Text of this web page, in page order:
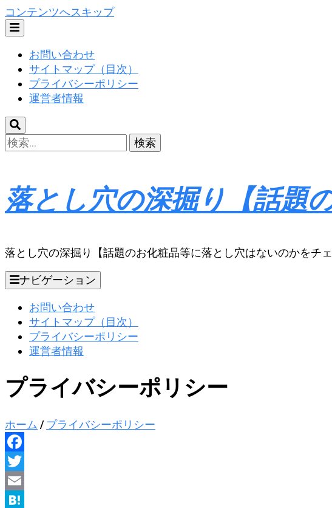
コンテンツへスキップ
お問い合わせ
サイトマップ（目次）
プライバシーポリシー
運営者情報
検
索:
落とし穴の深掘り【話題
落とし穴の深掘り【話題のお化粧品等に落とし穴はないのかをチェ
ナビゲーション
お問い合わせ
サイトマップ（目次）
プライバシーポリシー
運営者情報
プライバシーポリシー
ホーム / プライバシーポリシー
Facebook
Twitter
Email